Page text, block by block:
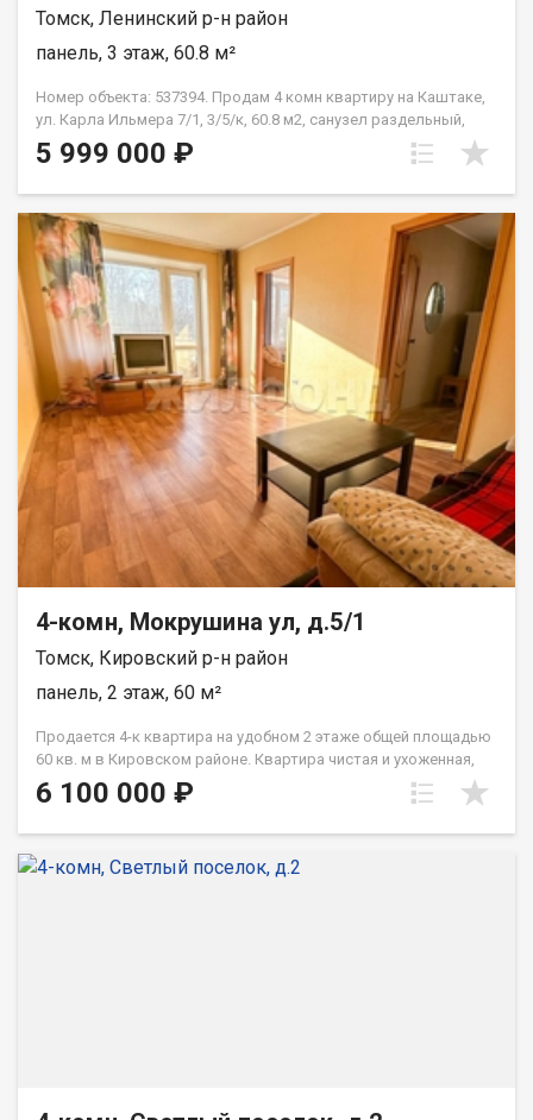
Томск, Ленинский р-н район
панель, 3 этаж, 60.8 м²
Номер объекта: 537394. Продам 4 комн квартиру на Каштаке,
ул. Карла Ильмера 7/1, 3/5/к, 60.8 м2, санузел раздельный,
балкон застеклен. Квартира в хорошем состоянии. Возможен
любой расчета. Удобная транспортная развязка, рядом
5 999 000 ₽
4-комн, Мокрушина ул, д.5/1
Томск, Кировский р-н район
панель, 2 этаж, 60 м²
Продается 4-к квартира на удобном 2 этаже общей площадью
60 кв. м в Кировском районе. Квартира чистая и ухоженная,
стены, потолки и полы выровнены, санузел раздельный,
балкон. Окна выходят на солнечную сторону. Во дворе много
этом в шаговой доступности расположены школа, сады,
6 100 000 ₽